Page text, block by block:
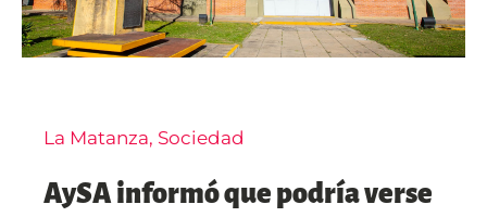
La Matanza, Sociedad
AySA informó que podría verse